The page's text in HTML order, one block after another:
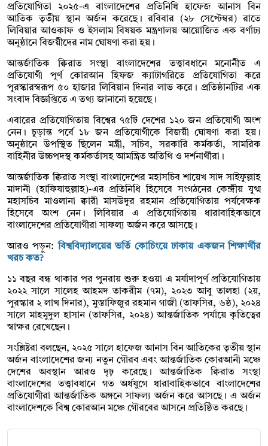
প্রতিযোগিতা ২০২৫-এ বাংলাদেশের প্রতিনিধি হাফেজ আনাস বিন
আতিক তৃতীয় স্থান অর্জন করেছে। রবিবার (২৮ সেপ্টেম্বর) রাতে
লিবিয়ার আওকাফ ও ইসলাম বিষয়ক মন্ত্রণালয় আয়োজিত এক বর্ণাঢ্য
অনুষ্ঠানে বিজয়ীদের নাম ঘোষণা করা হয়।
আন্তর্জাতিক ক্বিরাত সংস্থা বাংলাদেশের তত্ত্বাবধানে মনোনীত এ
প্রতিযোগী পূর্ণ কোরআন হিফজ ক্যাটাগরিতে প্রতিযোগিতা করে
পুরস্কারস্বরূপ ৫০ হাজার লিবিয়ান দিনার লাভ করে। প্রতিষ্ঠানটির এক
সংবাদ বিজ্ঞপ্তিতে এ তথ্য জানানো হয়েছে।
এবারের প্রতিযোগিতায় বিশ্বের ৭৫টি দেশের ১২০ জন প্রতিযোগী অংশ
নেন। চূড়ান্ত পর্বে ১৮ জন প্রতিযোগীকে বিজয়ী ঘোষণা করা হয়।
অনুষ্ঠানে উপস্থিত ছিলেন মন্ত্রী, সচিব, সরকারি কর্মকর্তা, সামরিক
বাহিনীর উচ্চপদস্থ কর্মকর্তাসহ আমন্ত্রিত অতিথি ও দর্শনার্থীরা।
আন্তর্জাতিক ক্বিরাত সংস্থা বাংলাদেশের মহাসচিব শায়েখ সাদ সাইফুল্লাহ
মাদানী (হাফিযাহুল্লাহ)-এর প্রতিনিধি হিসেবে সংগঠনের কেন্দ্রীয় যুগ্ম
মহাসচিব মাওলানা ক্বারী মাসউদুর রহমান প্রতিযোগিতায় পর্যবেক্ষক
হিসেবে অংশ নেন। লিবিয়ার এ প্রতিযোগিতায় ধারাবাহিকভাবে
বাংলাদেশের প্রতিযোগীরা সাফল্য অর্জন করে আসছে।
আরও পড়ুন:বিশ্ববিদ্যালয়ের ভর্তি কোচিংয়ে ঢাকায় একজন শিক্ষার্থীর
খরচ কত?
১১ বছর বন্ধ থাকার পর পুনরায় শুরু হওয়া এ মর্যাদাপূর্ণ প্রতিযোগিতায়
২০২২ সালে সালেহ আহমদ তাকরীম (৭ম), ২০২৩ আবু তালহা (২য়,
পুরস্কার ২ লাখ দিনার), মুস্তাফিজুর রহমান গাজী (তাফসির, ৬ষ্ঠ), ২০২৪
সালে মাহমুদুল হাসান (তাফসির, ২০২৪) আন্তর্জাতিক পর্যায়ে কৃতিত্বের
স্বাক্ষর রেখেছেন।
সংশ্লিষ্টরা বলছেন, ২০২৫ সালে হাফেজ আনাস বিন আতিকের তৃতীয় স্থান
অর্জন বাংলাদেশের জন্য নতুন গৌরব এবং আন্তর্জাতিক কোরআনী মঞ্চে
দেশের অবস্থান আরও দৃঢ় করেছে। আন্তর্জাতিক ক্বিরাত সংস্থা
বাংলাদেশের তত্ত্বাবধানে গত অর্ধযুগে ধারাবাহিকভাবে বাংলাদেশের
প্রতিযোগীরা আন্তর্জাতিক অঙ্গনে সাফল্য অর্জন করে আসছে। এ অর্জন
বাংলাদেশকে বিশ্ব কোরআন মঞ্চে গৌরবের আসনে প্রতিষ্ঠিত করছে।